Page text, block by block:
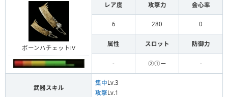
ボーンハチェットⅣ
レア度 攻撃力 会心率
6 280 0
属性 スロット 防御力
- ②①ー -
武器スキル
集中Lv.3
攻撃Lv.1